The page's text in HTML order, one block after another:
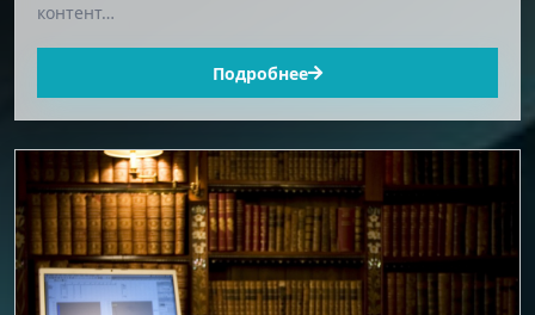
контент…
Подробнее